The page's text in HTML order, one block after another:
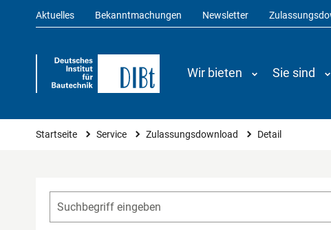
Aktuelles Bekanntmachungen Newsletter
Wir bieten Sie sind
Sie sind hier
Startseite Service Zulassungsdownload Detail